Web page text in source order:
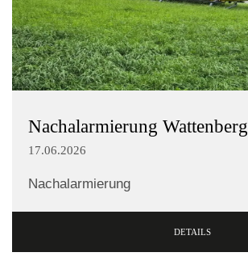
Nachalarmierung Wattenberg
17.06.2026
Nachalarmierung
DETAILS